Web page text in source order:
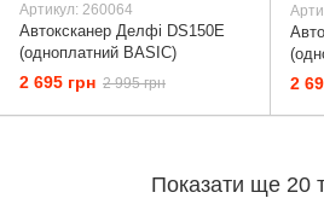
Артикул: 260064
Автоксканер Делфі DS150E
(одноплатний BASIC)
2 695 грн 2 995 грн 2
Показати ще 20